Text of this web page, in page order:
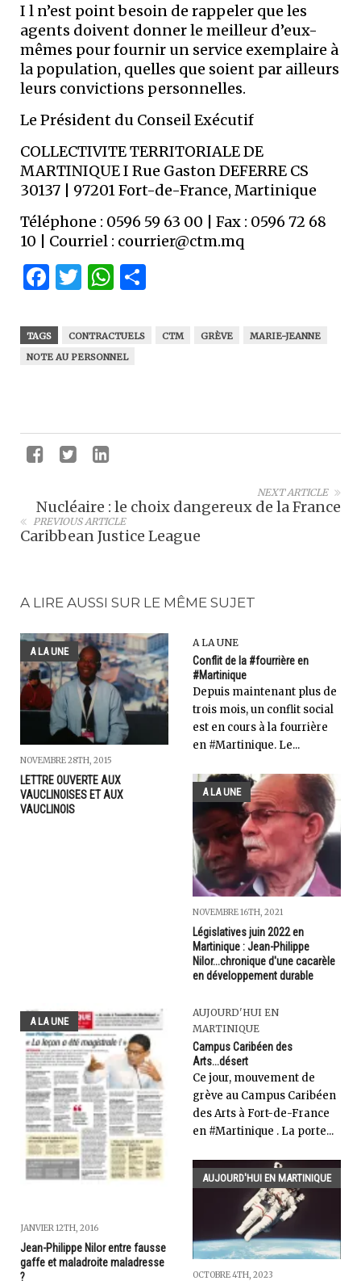
I l n’est point besoin de rappeler que les
agents doivent donner le meilleur d’eux-
mêmes pour fournir un service exemplaire à
la population, quelles que soient par ailleurs
leurs convictions personnelles.
Le Président du Conseil Exécutif
COLLECTIVITE TERRITORIALE DE
MARTINIQUE I Rue Gaston DEFERRE CS
30137 | 97201 Fort-de-France, Martinique
Téléphone : 0596 59 63 00 | Fax : 0596 72 68
10 | Courriel : courrier@ctm.mq
Facebook
Twitter
WhatsApp
TAGS CONTRACTUELS CTM GRÈVE
MARIE-JEANNE
NOTE AU PERSONNEL
NEXT ARTICLE
Nucléaire : le choix dangereux de la France
PREVIOUS ARTICLE
Caribbean Justice League
A LIRE AUSSI SUR LE MÊME SUJET
A LA UNE
NOVEMBRE 28TH, 2015
LETTRE OUVERTE AUX
VAUCLINOISES ET AUX
VAUCLINOIS
A LA UNE
Conflit de la #fourrière en
#Martinique
Depuis maintenant plus de
trois mois, un conflit social
est en cours à la fourrière
en #Martinique. Le...
A LA UNE
NOVEMBRE 16TH, 2021
Législatives juin 2022 en
Martinique : Jean-Philippe
Nilor...chronique d'une cacarèle
en développement durable
A LA UNE
JANVIER 12TH, 2016
Jean-Philippe Nilor entre fausse
gaffe et maladroite maladresse
?
AUJOURD'HUI EN
MARTINIQUE
Campus Caribéen des
Arts...désert
Ce jour, mouvement de
grève au Campus Caribéen
des Arts à Fort-de-France
en #Martinique . La porte...
AUJOURD'HUI EN MARTINIQUE
OCTOBRE 4TH, 2023